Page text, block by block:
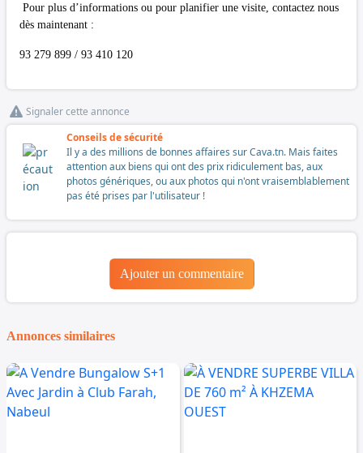
Pour plus d’informations ou pour planifier une visite, contactez nous
dès maintenant :
93 279 899 / 93 410 120
Signaler cette annonce
Conseils de sécurité
Il y a des millions de bonnes affaires sur Cava.tn. Mais faites
attention aux biens qui ont des prix ridiculement bas, aux
photos génériques, ou aux photos qui n'ont vraisemblablement
pas été prises par l'utilisateur !
Ajouter un commentaire
Annonces similaires